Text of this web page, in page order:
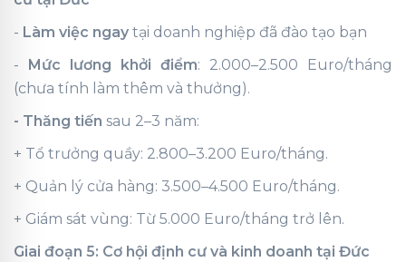
- Làm việc ngay tại doanh nghiệp đã đào tạo bạn
-
Mức lương khởi điểm: 2.000–2.500 Euro/tháng
(chưa tính làm thêm và thưởng).
- Thăng tiến sau 2–3 năm:
+ Tổ trưởng quầy: 2.800–3.200 Euro/tháng.
+ Quản lý cửa hàng: 3.500–4.500 Euro/tháng.
+ Giám sát vùng: Từ 5.000 Euro/tháng trở lên.
Giai đoạn 5: Cơ hội định cư và kinh doanh tại Đức